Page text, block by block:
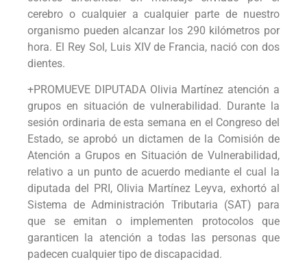
cerebro o cualquier a cualquier parte de nuestro
organismo pueden alcanzar los 290 kilómetros por
hora. El Rey Sol, Luis XIV de Francia, nació con dos
dientes.
+PROMUEVE DIPUTADA Olivia Martínez atención a
grupos en situación de vulnerabilidad. Durante la
sesión ordinaria de esta semana en el Congreso del
Estado, se aprobó un dictamen de la Comisión de
Atención a Grupos en Situación de Vulnerabilidad,
relativo a un punto de acuerdo mediante el cual la
diputada del PRI, Olivia Martínez Leyva, exhortó al
Sistema de Administración Tributaria (SAT) para
que se emitan o implementen protocolos que
garanticen la atención a todas las personas que
padecen cualquier tipo de discapacidad.